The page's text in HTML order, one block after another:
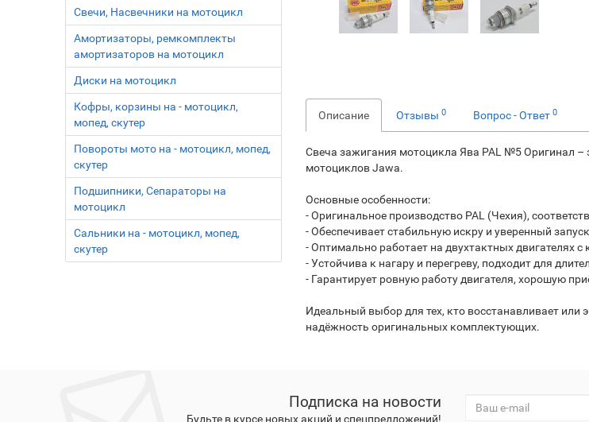
Свечи, Насвечники на мотоцикл
Амортизаторы, ремкомплекты
амортизаторов на мотоцикл
Диски на мотоцикл
Кофры, корзины на - мотоцикл,
мопед, скутер
Повороты мото на - мотоцикл, мопед,
скутер
Подшипники, Сепараторы на
мотоцикл
Сальники на - мотоцикл, мопед,
скутер
Описание Отзывы 0 Вопрос - Ответ 0
Свеча зажигания мотоцикла Ява PAL №5 Оригинал –
мотоциклов Jawa.
Основные особенности:
- Оригинальное производство PAL (Чехия),
- Обеспечивает стабильную искру и уверенный
- Оптимально работает на двухтактных двигателях
- Устойчива к нагару и перегреву, подходит для
- Гарантирует ровную работу двигателя, хорошую
Идеальный выбор для тех, кто восстанавливает или
надёжность оригинальных комплектующих.
Подписка на новости
Будьте в курсе новых акций и спецпредложений!